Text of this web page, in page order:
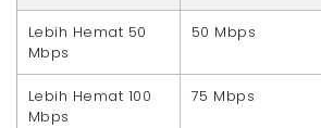
Lebih Hemat 50
Mbps
50 Mbps
Lebih Hemat 100
Mbps
75 Mbps